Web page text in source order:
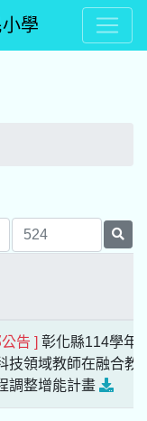
學
告 ] 彰化縣114學年
技領域教師在融合教
調整增能計畫